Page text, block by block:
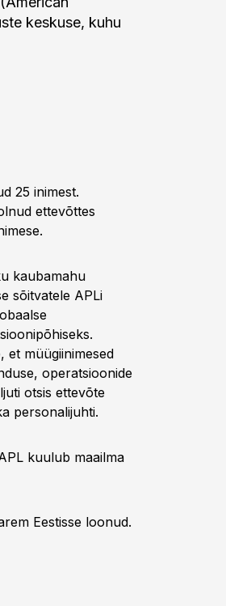
keskuse, kuhu
25 inimest.
ettevõttes
kaubamahu
sõitvatele APLi
et müügiinimesed
operatsioonide
otsis ettevõte
personalijuhti.
kuulub maailma
Eestisse loonud.